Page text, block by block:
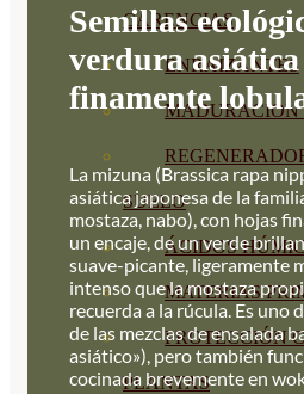
CARENCIAS
ENRAIZANTES
MADURACIÓN
SUELO
ÁCIDOS
MATERIAS
PROTECCIÓN
PLANTAS
Semillas
verdura
finamente
La mizuna (Brassica rapa
asiática japonesa de la
mostaza, nabo), con hojas
un encaje, de un verde
suave-picante, ligeramente
intenso que la mostaza
recuerda a la rúcula. Es uno
de las mezclas de ensalada
asiático»), pero también
cocinada brevemente en